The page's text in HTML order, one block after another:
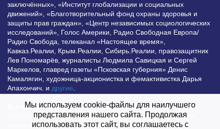
заключённых», «Институт глобализации и социальных
движений», «Благотворительный фонд охраны здоровья и
защиты прав граждан», «Центр независимых социологических
исследований», Голос Америки, Радио Свободная Европа/
Радио Свобода, телеканал «Настоящее время»,
Кавказ.Реалии, Крым.Реалии, Сибирь.Реалии, правозащитник
Лев Пономарёв, журналисты Людмила Савицкая и Сергей
Маркелов, главред газеты «Псковская губерния» Денис
Камалягин, художница-акционистка и фемактивистка Дарья
Апахончич. и другие
Все права защищены и охраняются законом. Любое
использование материалов сайта допустимо при условии
наличия активной гиперссылки на Vesti.UZ.
Мы используем cookie-файлы для наилучшего
представления нашего сайта. Продолжая
использовать этот сайт, вы соглашаетесь с